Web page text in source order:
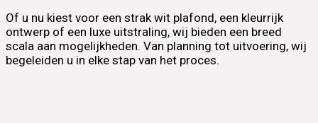
Of u nu kiest voor een strak wit plafond, een kleurrijk
ontwerp of een luxe uitstraling, wij bieden een breed
scala aan mogelijkheden. Van planning tot uitvoering, wij
begeleiden u in elke stap van het proces.